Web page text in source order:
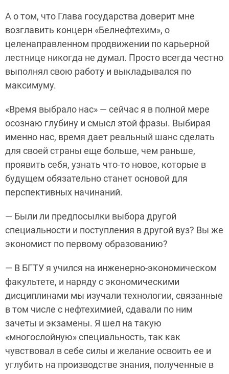
А о том, что Глава государства доверит мне
возглавить концерн «Белнефтехим», о
целенаправленном продвижении по карьерной
лестнице никогда не думал. Просто всегда честно
выполнял свою работу и выкладывался по
максимуму.
«Время выбрало нас» — сейчас я в полной мере
осознаю глубину и смысл этой фразы. Выбирая
именно нас, время дает реальный шанс сделать
для своей страны еще больше, чем раньше,
проявить себя, узнать что-то новое, которые в
будущем обязательно станет основой для
перспективных начинаний.
— Были ли предпосылки выбора другой
специальности и поступления в другой вуз? Вы же
экономист по первому образованию?
— В БГТУ я учился на инженерно-экономическом
факультете, и наряду с экономическими
дисциплинами мы изучали технологии, связанные
в том числе с нефтехимией, сдавали по ним
зачеты и экзамены. Я шел на такую
«многослойную» специальность, так как
чувствовал в себе силы и желание освоить ее и
углубить на производстве знания, полученные в